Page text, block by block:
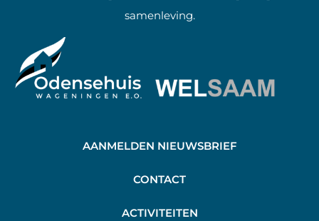
samenleving.
AANMELDEN NIEUWSBRIEF
CONTACT
ACTIVITEITEN